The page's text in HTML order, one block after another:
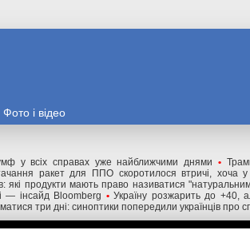
Фото і відео
у всіх справах уже найближчими днями •
ракет для ППО скоротилося втричі, хоча
які продукти мають право називатися
— інсайд Bloomberg • Україну розжарить до +40,
три дні: синоптики попередили українців про